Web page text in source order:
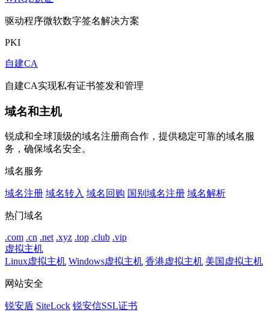
驱动程序微软数字签名解决方案
PKI
自建CA
自建CA实现私有证书签发和管理
域名和主机
锐成和全球顶级的域名注册商合作，提供稳定可靠的域名服
务，确保域名安全。
域名服务
域名注册 域名转入 域名回购 国别域名注册 域名解析
热门域名
.com .cn .net .xyz .top .club .vip
虚拟主机
Linux虚拟主机 Windows虚拟主机 香港虚拟主机 美国虚拟主机
网站安全
锐安盾 SiteLock 锐安信SSL证书